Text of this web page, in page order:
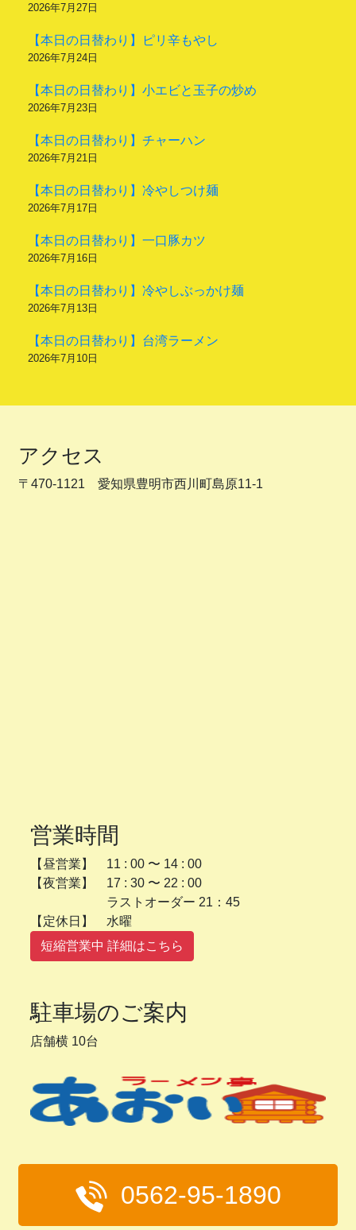
2026年7月27日
【本日の日替わり】ピリ辛もやし
2026年7月24日
【本日の日替わり】小エビと玉子の炒め
2026年7月23日
【本日の日替わり】チャーハン
2026年7月21日
【本日の日替わり】冷やしつけ麺
2026年7月17日
【本日の日替わり】一口豚カツ
2026年7月16日
【本日の日替わり】冷やしぶっかけ麺
2026年7月13日
【本日の日替わり】台湾ラーメン
2026年7月10日
アクセス
〒470-1121 愛知県豊明市西川町島原11-1
営業時間
【昼営業】 11 : 00 〜 14 : 00
【夜営業】 17 : 30 〜 22 : 00
ラストオーダー 21：45
【定休日】 水曜
短縮営業中 詳細はこちら
駐車場のご案内
店舗横 10台
0562-95-1890